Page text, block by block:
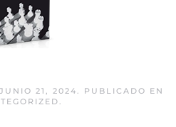
JUNIO 21, 2024. PUBLICADO EN
.